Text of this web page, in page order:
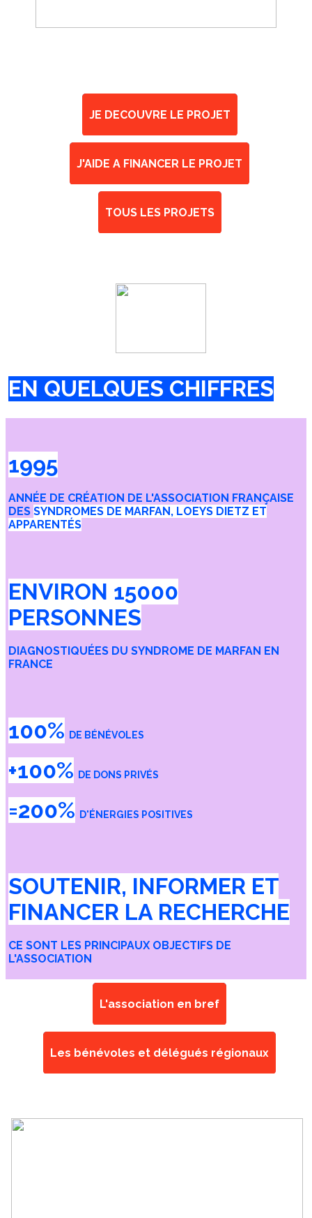
JE DECOUVRE LE PROJET
J'AIDE A FINANCER LE PROJET
TOUS LES PROJETS
EN QUELQUES CHIFFRES
1995
ANNÉE DE CRÉATION DE L'ASSOCIATION FRANÇAISE
DES SYNDROMES DE MARFAN, LOEYS DIETZ ET
APPARENTÉS
ENVIRON 15000
PERSONNES
DIAGNOSTIQUÉES DU SYNDROME DE MARFAN EN
FRANCE
100% DE BÉNÉVOLES
+100% DE DONS PRIVÉS
=200% D'ÉNERGIES POSITIVES
SOUTENIR, INFORMER ET
FINANCER LA RECHERCHE
CE SONT LES PRINCIPAUX OBJECTIFS DE
L'ASSOCIATION
L'association en bref
Les bénévoles et délégués régionaux